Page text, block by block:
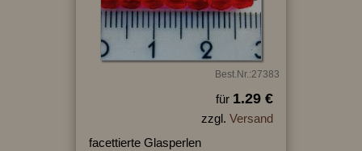
Best.Nr.:27383
für 1.29 €
zzgl. Versand
facettierte Glasperlen